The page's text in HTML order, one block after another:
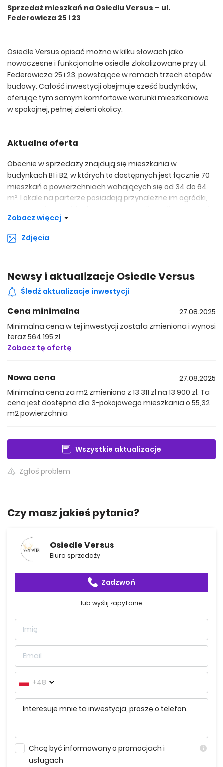
Sprzedaż mieszkań na Osiedlu Versus – ul.
Federowicza 25 i 23
Osiedle Versus opisać można w kilku słowach jako
nowoczesne i funkcjonalne osiedle zlokalizowane przy ul.
Federowicza 25 i 23, powstające w ramach trzech etapów
budowy. Całość inwestycji obejmuje sześć budynków,
oferując tym samym komfortowe warunki mieszkaniowe
w spokojnej, pełnej zieleni okolicy.
Aktualna oferta
Obecnie w sprzedaży znajdują się mieszkania w
budynkach B1 i B2, w których to dostępnych jest łącznie 70
mieszkań o powierzchniach wahających się od 34 do 64
m². Lokale na parterze posiadają przynależne im ogródki,
sobie kontakt z naturą. Mieszkania na wyższych
kondygnacjach posiadają z kolei szerokie balkony, które
zapewniają dodatkową przestrzeń do relaksu.
Powierzchnia mieszkań: 34-64 m²
Mieszkania na parterze z przynależnymi ogródkami
Mieszkania na piętrach z szerokimi balkonami
Dogodne miejsca postojowe w hali garażowej
Komfort i nowoczesność
Decydując się na zakup mieszkania w ramach Osiedla
standardzie, ale również funkcjonalne i estetyczne
wnętrza. Wszystkie mieszkania wyposażone są w
nowoczesne udogodnienia, takie jak:
Ogrzewanie podłogowe
Filtry antysmogowe
Budynki B1 i B2 mogą się pochwalić niską zabudową,
oferując mieszkania na parterze, piętrze oraz na
poddaszu. Rzeczona konstrukcja zapewnia kameralną
atmosferę i większy komfort życia.
Lokalizacja i tereny okalające
Osiedle Versus usytuowane jest w spokojnej i zielonej
okolicy, co czyni je idealnym miejscem do życia na co
dzień dla rodzin i osób szukających odpoczynku od
Pętla tramwajowa Czerwone Maki
Zobacz więcej
Zdjęcia
Newsy i aktualizacje Osiedle Versus
Śledź aktualizacje inwestycji
Cena minimalna
27.08.2025
Minimalna cena w tej inwestycji została zmieniona i wynosi
teraz 564 195 zl
Zobacz tę ofertę
Nowa cena
27.08.2025
Minimalna cena za m2 zmieniono z 13 311 zl na 13 900 zl. Ta
cena jest dostępna dla 3-pokojowego mieszkania o 55,32
m2 powierzchnia
Wszystkie aktualizacje
Zgłoś problem
Czy masz jakieś pytania?
Osiedle Versus
Biuro sprzedaży
Zadzwoń
lub wyślij zapytanie
+48
Chcę być informowany o promocjach i
usługach